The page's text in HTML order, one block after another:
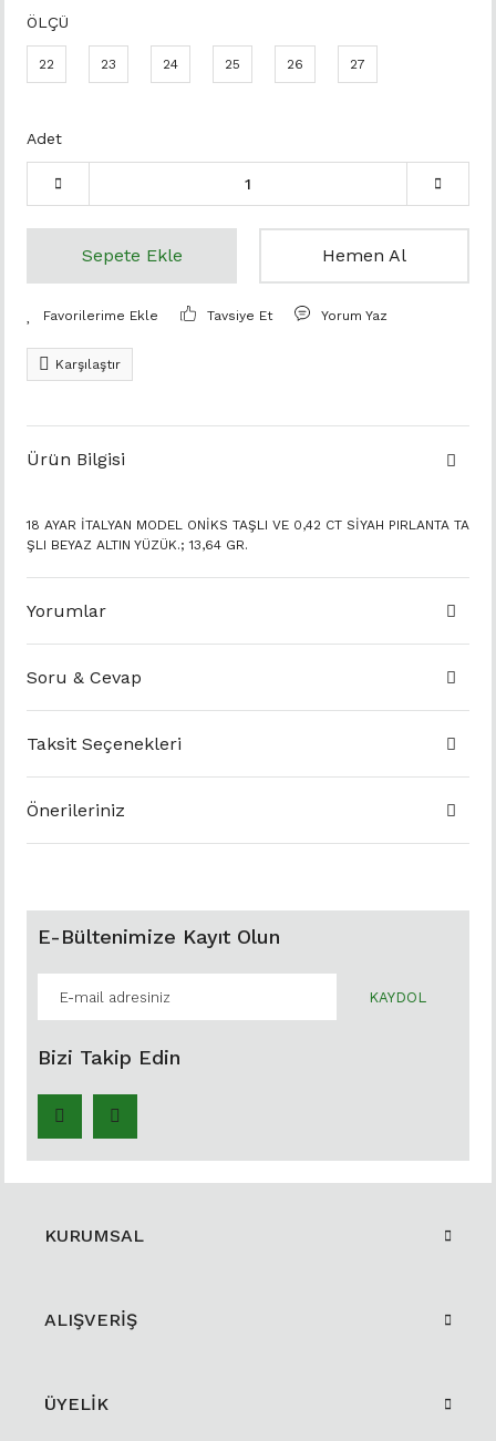
ÖLÇÜ
22 23 24 25 26 27
Adet
Sepete Ekle Hemen Al
Tavsiye Et Yorum Yaz
Karşılaştır
Ürün Bilgisi
18 AYAR İTALYAN MODEL ONİKS TAŞLI VE 0,42 CT SİYAH PIRLANTA TA
ŞLI BEYAZ ALTIN YÜZÜK.; 13,64 GR.
Yorumlar
Soru & Cevap
Taksit Seçenekleri
Önerileriniz
E-Bültenimize Kayıt Olun
KAYDOL
Bizi Takip Edin
KURUMSAL
ALIŞVERİŞ
ÜYELİK